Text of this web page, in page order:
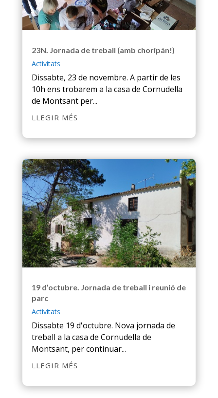
23N. Jornada de treball (amb choripán!)
Activitats
Dissabte, 23 de novembre. A partir de les
10h ens trobarem a la casa de Cornudella
de Montsant per...
LLEGIR MÉS
19 d’octubre. Jornada de treball i reunió de
parc
Activitats
Dissabte 19 d'octubre. Nova jornada de
treball a la casa de Cornudella de
Montsant, per continuar...
LLEGIR MÉS